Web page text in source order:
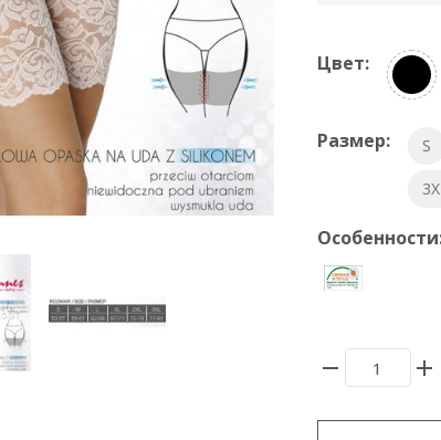
Цвет:
Размер: S